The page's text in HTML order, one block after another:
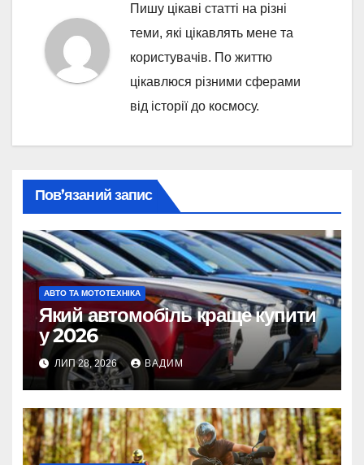
Пишу цікаві статті на різні
теми, які цікавлять мене та
користувачів. По життю
цікавлюся різними сферами
від історії до космосу.
Пов’язаний запис
АВТО ТА МОТОТЕХНІКА
Який автомобіль краще купити
у 2026
ЛИП 28, 2026 ВАДИМ